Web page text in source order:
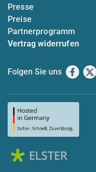
Presse
Preise
Partnerprogramm
Vertrag widerrufen
Folgen Sie uns X